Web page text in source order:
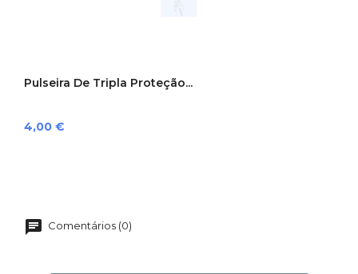
Pulseira De Tripla Proteção...
Preço
4,00 €
Comentários (0)